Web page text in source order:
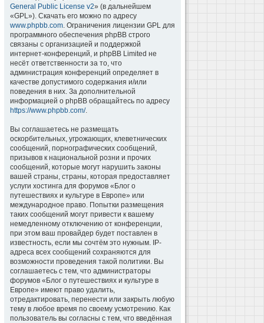
General Public License v2» (в дальнейшем
«GPL»). Скачать его можно по адресу
www.phpbb.com. Ограничения лицензии GPL для
программного обеспечения phpBB строго
связаны с организацией и поддержкой
интернет-конференций, и phpBB Limited не
несёт ответственности за то, что
администрация конференций определяет в
качестве допустимого содержания и/или
поведения в них. За дополнительной
информацией о phpBB обращайтесь по адресу
https://www.phpbb.com/.
Вы соглашаетесь не размещать
оскорбительных, угрожающих, клеветнических
сообщений, порнографических сообщений,
призывов к национальной розни и прочих
сообщений, которые могут нарушить законы
вашей страны, страны, которая предоставляет
услуги хостинга для форумов «Блог о
путешествиях и культуре в Европе» или
международное право. Попытки размещения
таких сообщений могут привести к вашему
немедленному отключению от конференции,
при этом ваш провайдер будет поставлен в
известность, если мы сочтём это нужным. IP-
адреса всех сообщений сохраняются для
возможности проведения такой политики. Вы
соглашаетесь с тем, что администраторы
форумов «Блог о путешествиях и культуре в
Европе» имеют право удалить,
отредактировать, перенести или закрыть любую
тему в любое время по своему усмотрению. Как
пользователь вы согласны с тем, что введённая